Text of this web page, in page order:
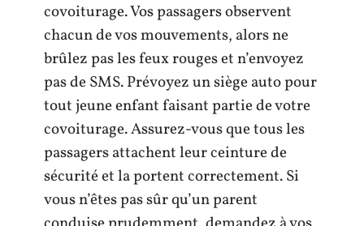
covoiturage. Vos passagers observent
chacun de vos mouvements, alors ne
brûlez pas les feux rouges et n’envoyez
pas de SMS. Prévoyez un siège auto pour
tout jeune enfant faisant partie de votre
covoiturage. Assurez-vous que tous les
passagers attachent leur ceinture de
sécurité et la portent correctement. Si
vous n’êtes pas sûr qu’un parent